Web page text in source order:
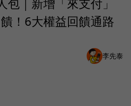
！6大權益回饋通路
李先泰